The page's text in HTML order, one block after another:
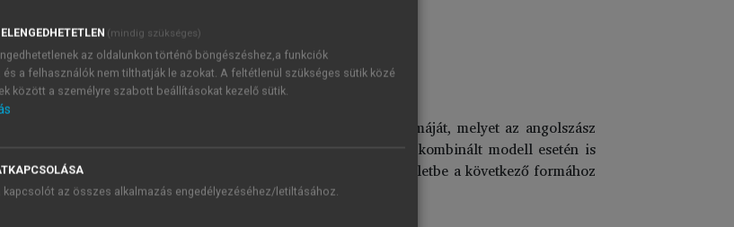
tárgyalása során kialakítottuk a modellek redukált formáját, melyet az angolszász
az már említésre került, úgy ezt a térbeli autoregresszív kombinált modell esetén is
hibatagját kifejezve, majd azt behelyettesítve az első egyenletbe a következő formához
(mindig szükséges)
az oldalunkon történő böngészéshez,a funkciók
és a felhasználók nem tilthatják le azokat. A feltétlenül szükséges sütik közé
között a személyre szabott beállításokat kezelő sütik.
kapcsolót az összes alkalmazás engedélyezéséhez/letiltásához.